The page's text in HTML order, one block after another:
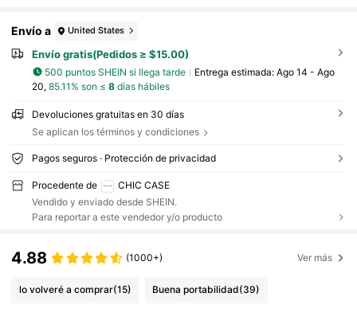
Envío a United States
Envío gratis(Pedidos ≥ $15.00)
500 puntos SHEIN si llega tarde Entrega estimada: Ago 14 - Ago
20, 85.11% son ≤ 8días hábiles
Devoluciones gratuitas en 30 días
Se aplican los términos y condiciones
Pagos seguros · Protección de privacidad
Procedente de
CHIC CASE
Vendido y enviado desde SHEIN.
Para reportar a este vendedor y/o producto
4.88 (1000+) Ver más
lo volveré a comprar(15) Buena portabilidad(39)